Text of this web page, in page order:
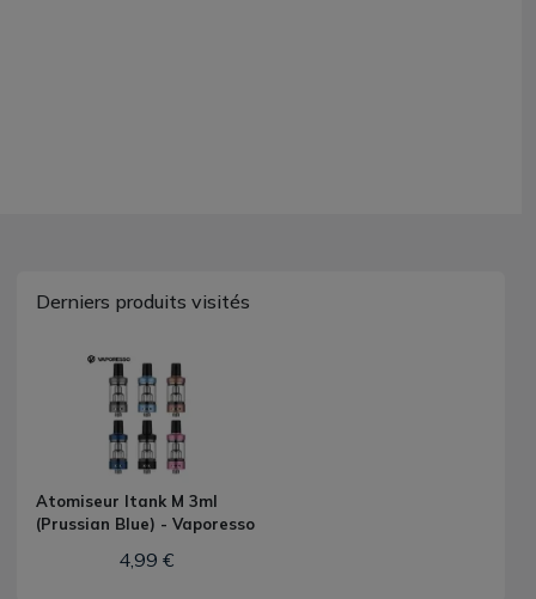
Derniers produits visités
Atomiseur Itank M 3ml
(Prussian Blue) - Vaporesso
4,99 €